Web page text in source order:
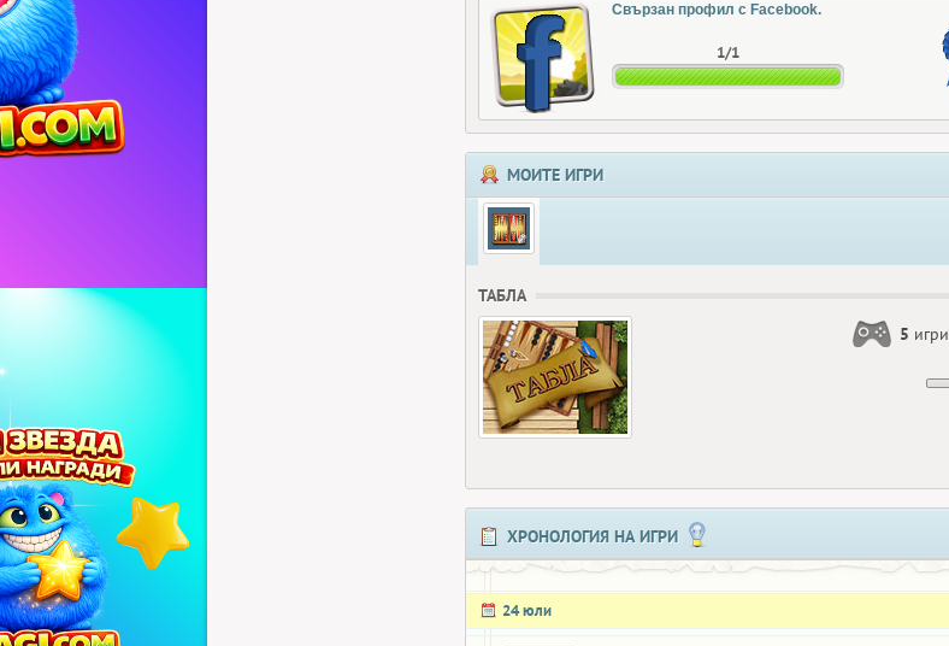
Свързан профил с Facebook.
1/1
МОИТЕ ИГРИ
ТАБЛА
5 игри
ХРОНОЛОГИЯ НА ИГРИ
24 юли